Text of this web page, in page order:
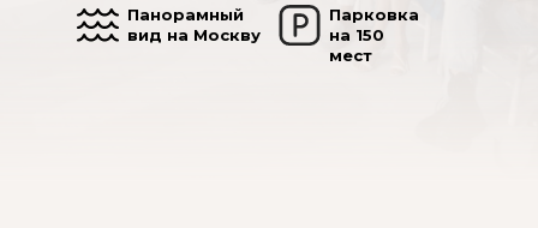
Парковка
на 150
мест
Панорамный
вид на Москву